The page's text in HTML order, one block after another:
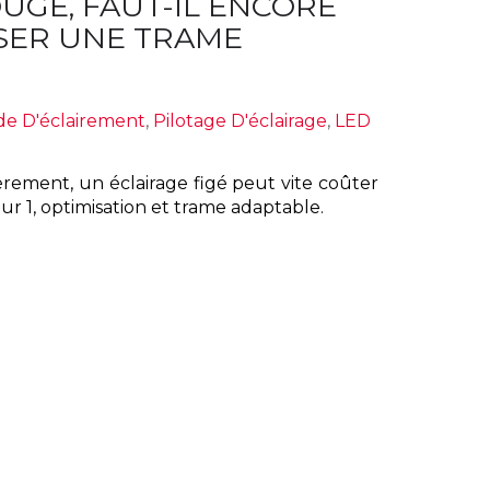
UNE TRAME
D'éclairement, Pilotage D'éclairage, LED
un éclairage figé peut vite coûter
1, optimisation et trame adaptable.